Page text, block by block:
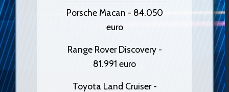
Porsche Macan - 84.050
euro
Range Rover Discovery -
81.991 euro
Toyota Land Cruiser -